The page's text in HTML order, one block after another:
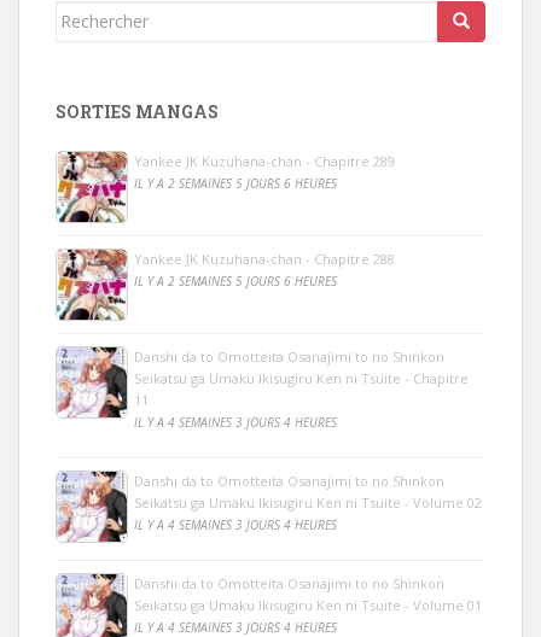
Rechercher...
SORTIES MANGAS
Yankee JK Kuzuhana-chan - Chapitre 289
IL Y A 2 SEMAINES 5 JOURS 6 HEURES
Yankee JK Kuzuhana-chan - Chapitre 288
IL Y A 2 SEMAINES 5 JOURS 6 HEURES
Danshi da to Omotteita Osanajimi to no Shinkon
Seikatsu ga Umaku Ikisugiru Ken ni Tsuite - Chapitre
11
IL Y A 4 SEMAINES 3 JOURS 4 HEURES
Danshi da to Omotteita Osanajimi to no Shinkon
Seikatsu ga Umaku Ikisugiru Ken ni Tsuite - Volume 02
IL Y A 4 SEMAINES 3 JOURS 4 HEURES
Danshi da to Omotteita Osanajimi to no Shinkon
Seikatsu ga Umaku Ikisugiru Ken ni Tsuite - Volume 01
IL Y A 4 SEMAINES 3 JOURS 4 HEURES